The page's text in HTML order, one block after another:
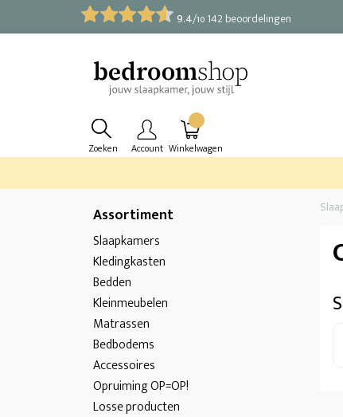
9.4/10 142 beoordelingen
Zoeken Account Winkelwagen
Assortiment
Slaapkamers
Kledingkasten
Bedden
Kleinmeubelen
Matrassen
Bedbodems
Accessoires
Opruiming OP=OP!
Losse producten